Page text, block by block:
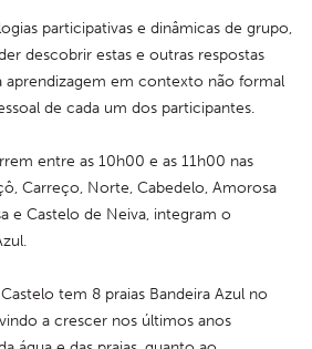
participativas e dinâmicas de grupo,
descobrir estas e outras respostas
aprendizagem em contexto não formal
de cada um dos participantes.
entre as 10h00 e as 11h00 nas
Carreço, Norte, Cabedelo, Amorosa
e Castelo de Neiva, integram o
tem 8 praias Bandeira Azul no
a crescer nos últimos anos